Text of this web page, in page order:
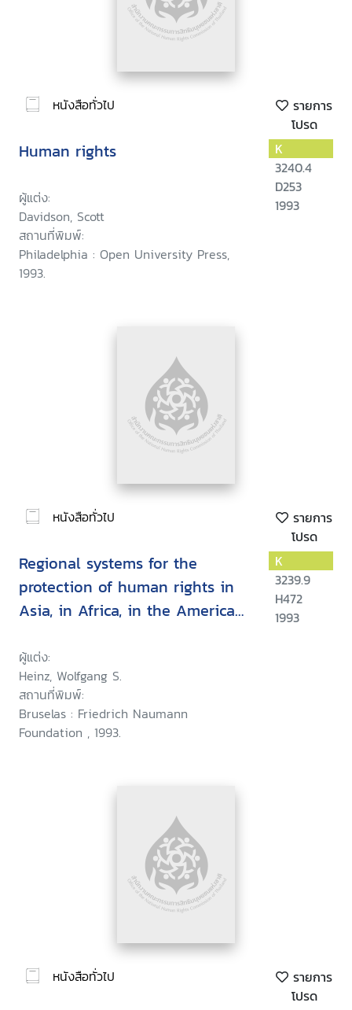
หนังสือทั่วไป
รายการ
โปรด
Human rights
ผู้แต่ง:
Davidson, Scott
สถานที่พิมพ์:
Philadelphia : Open University Press,
1993.
K
3240.4
D253
1993
หนังสือทั่วไป
รายการ
โปรด
Regional systems for the
protection of human rights in
Asia, in Africa, in the Americas
the conference
ผู้แต่ง:
Heinz, Wolfgang S.
สถานที่พิมพ์:
Bruselas : Friedrich Naumann
Foundation , 1993.
K
3239.9
H472
1993
หนังสือทั่วไป
รายการ
โปรด